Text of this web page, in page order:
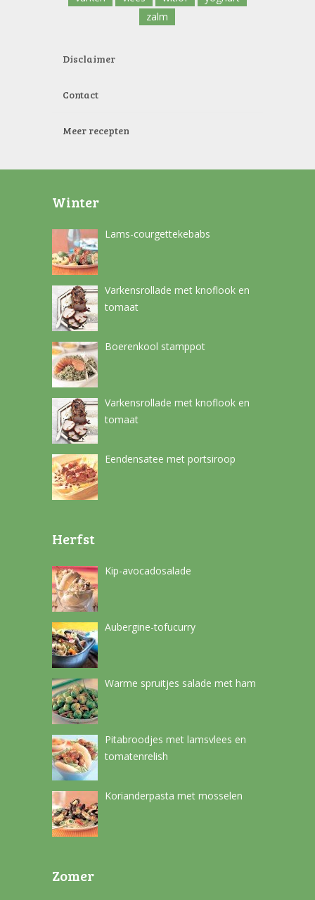
zalm
Disclaimer
Contact
Meer recepten
Winter
Lams-courgettekebabs
Varkensrollade met knoflook en
tomaat
Boerenkool stamppot
Varkensrollade met knoflook en
tomaat
Eendensatee met portsiroop
Herfst
Kip-avocadosalade
Aubergine-tofucurry
Warme spruitjes salade met ham
Pitabroodjes met lamsvlees en
tomatenrelish
Korianderpasta met mosselen
Zomer